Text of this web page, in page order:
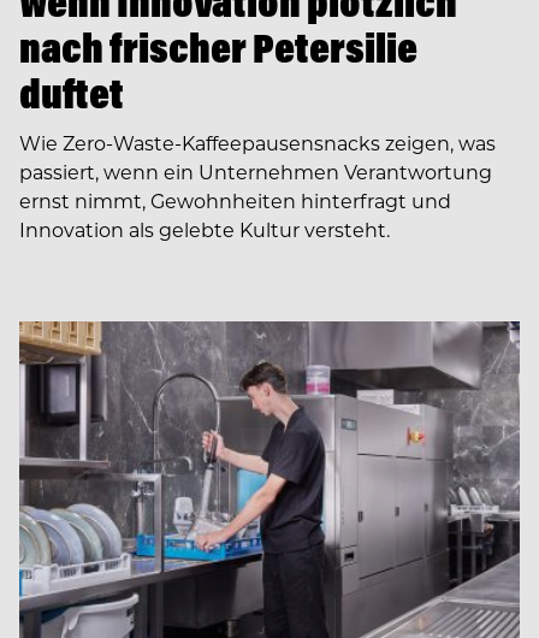
nach frischer Petersilie
duftet
Wie Zero-Waste-Kaffeepausensnacks zeigen, was
passiert, wenn ein Unternehmen Verantwortung
ernst nimmt, Gewohnheiten hinterfragt und
Innovation als gelebte Kultur versteht.